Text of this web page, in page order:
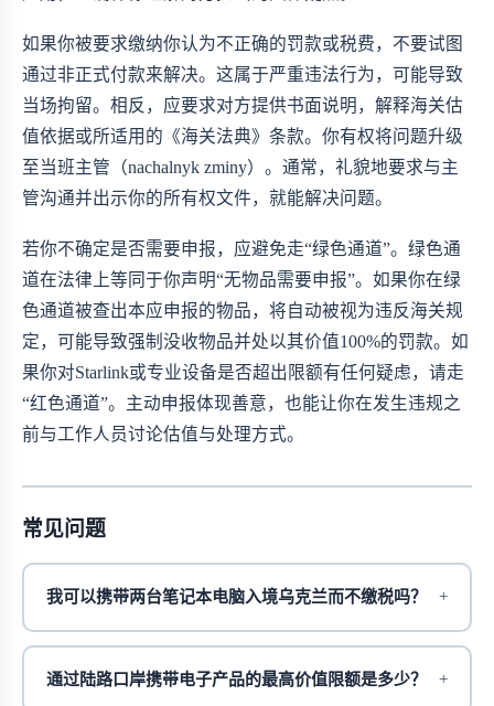
如果你被要求缴纳你认为不正确的罚款或税费，不要试图
通过非正式付款来解决。这属于严重违法行为，可能导致
当场拘留。相反，应要求对方提供书面说明，解释海关估
值依据或所适用的《海关法典》条款。你有权将问题升级
至当班主管（nachalnyk zminy）。通常，礼貌地要求与主
管沟通并出示你的所有权文件，就能解决问题。
若你不确定是否需要申报，应避免走“绿色通道”。绿色通
道在法律上等同于你声明“无物品需要申报”。如果你在绿
色通道被查出本应申报的物品，将自动被视为违反海关规
定，可能导致强制没收物品并处以其价值100%的罚款。如
果你对Starlink或专业设备是否超出限额有任何疑虑，请走
“红色通道”。主动申报体现善意，也能让你在发生违规之
前与工作人员讨论估值与处理方式。
常见问题
我可以携带两台笔记本电脑入境乌克兰而不缴税吗？
通过陆路口岸携带电子产品的最高价值限额是多少？